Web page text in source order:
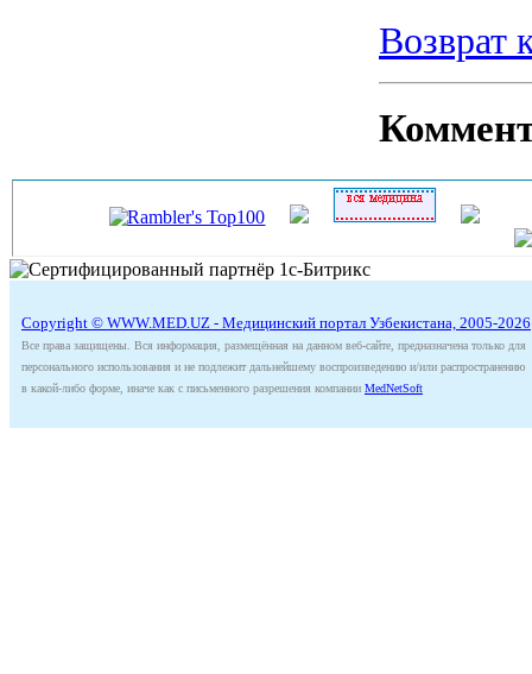
Возврат
Copyright © WWW.MED.UZ - Медицинский портал Узбекистана, 2005-2026
Все права защищены. Вся информация, размещённая на данном веб-сайте, предназначена только для
персонального использования и не подлежит дальнейшему воспроизведению и/или распространению
в какой-либо форме, иначе как с письменного разрешения компании MedNetSoft